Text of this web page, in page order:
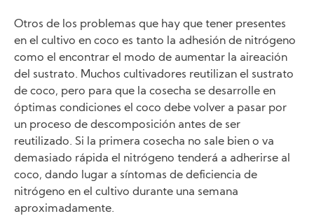
Otros de los problemas que hay que tener presentes
en el cultivo en coco es tanto la adhesión de nitrógeno
como el encontrar el modo de aumentar la aireación
del sustrato. Muchos cultivadores reutilizan el sustrato
de coco, pero para que la cosecha se desarrolle en
óptimas condiciones el coco debe volver a pasar por
un proceso de descomposición antes de ser
reutilizado. Si la primera cosecha no sale bien o va
demasiado rápida el nitrógeno tenderá a adherirse al
coco, dando lugar a síntomas de deficiencia de
nitrógeno en el cultivo durante una semana
aproximadamente.